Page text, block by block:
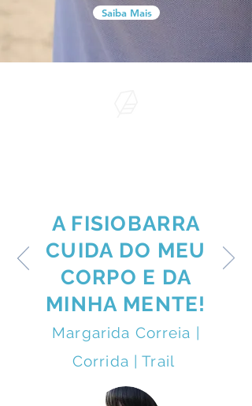
Saiba Mais
A FISIOBARRA
CUIDA DO MEU
CORPO E DA
MINHA MENTE!
Margarida Correia |
Corrida | Trail